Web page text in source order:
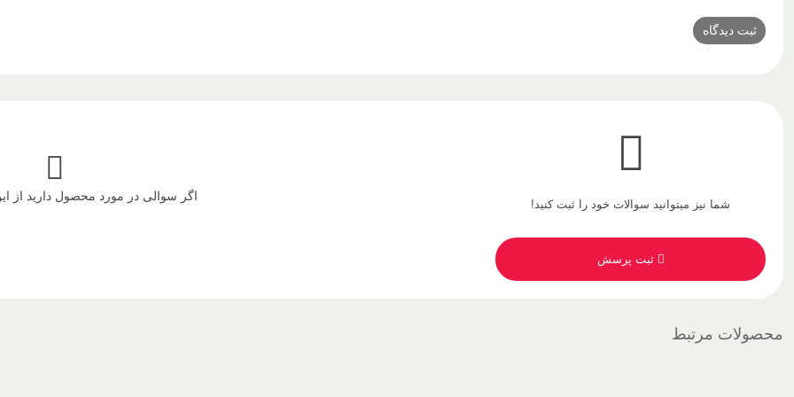
شما نیز میتوانید سوالات خود را ثبت کنید!
ثبت پرسش
اگر سوالی در مورد محصول دارید از
محصولات مرتبط